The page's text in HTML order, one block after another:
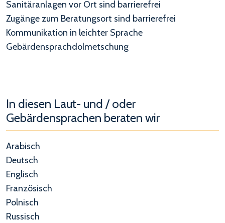
Sanitäranlagen vor Ort sind barrierefrei
Zugänge zum Beratungsort sind barrierefrei
Kommunikation in leichter Sprache
Gebärdensprachdolmetschung
In diesen Laut- und / oder
Gebärdensprachen beraten wir
Arabisch
Deutsch
Englisch
Französisch
Polnisch
Russisch